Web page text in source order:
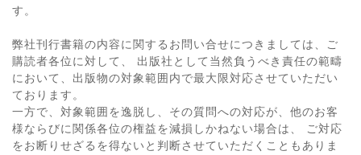
す。
弊社刊行書籍の内容に関するお問い合せにつきましては、ご
購読者各位に対して、 出版社として当然負うべき責任の範疇
において、出版物の対象範囲内で最大限対応させていただい
ております。
一方で、対象範囲を逸脱し、その質問への対応が、他のお客
様ならびに関係各位の権益を減損しかねない場合は、 ご対応
をお断りせざるを得ないと判断させていただくこともありま